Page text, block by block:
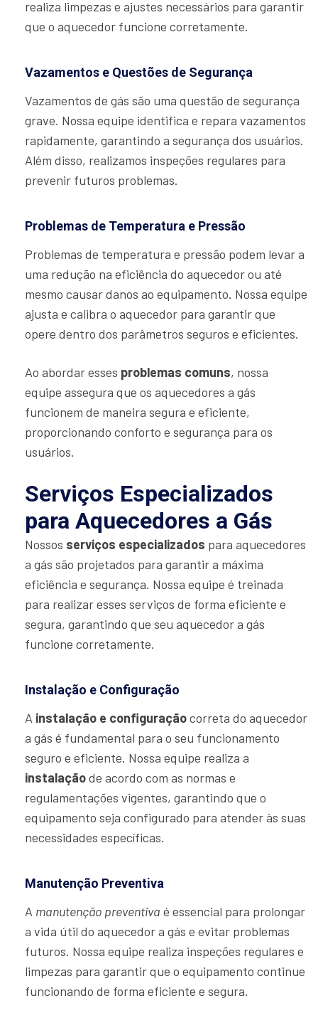
realiza limpezas e ajustes necessários para garantir
que o aquecedor funcione corretamente.
Vazamentos e Questões de Segurança
Vazamentos de gás são uma questão de segurança
grave. Nossa equipe identifica e repara vazamentos
rapidamente, garantindo a segurança dos usuários.
Além disso, realizamos inspeções regulares para
prevenir futuros problemas.
Problemas de Temperatura e Pressão
Problemas de temperatura e pressão podem levar a
uma redução na eficiência do aquecedor ou até
mesmo causar danos ao equipamento. Nossa equipe
ajusta e calibra o aquecedor para garantir que
opere dentro dos parâmetros seguros e eficientes.
Ao abordar esses problemas comuns, nossa
equipe assegura que os aquecedores a gás
funcionem de maneira segura e eficiente,
proporcionando conforto e segurança para os
usuários.
Serviços Especializados
para Aquecedores a Gás
Nossos serviços especializados para aquecedores
a gás são projetados para garantir a máxima
eficiência e segurança. Nossa equipe é treinada
para realizar esses serviços de forma eficiente e
segura, garantindo que seu aquecedor a gás
funcione corretamente.
Instalação e Configuração
A instalação e configuraçãocorreta do aquecedor
a gás é fundamental para o seu funcionamento
seguro e eficiente. Nossa equipe realiza a
instalaçãode acordo com as normas e
regulamentações vigentes, garantindo que o
equipamento seja configurado para atender às suas
necessidades específicas.
Manutenção Preventiva
A manutenção preventiva é essencial para prolongar
a vida útil do aquecedor a gás e evitar problemas
futuros. Nossa equipe realiza inspeções regulares e
limpezas para garantir que o equipamento continue
funcionando de forma eficiente e segura.